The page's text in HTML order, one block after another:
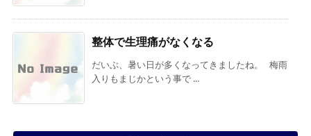
整体で生理痛がなくなる
だいぶ、暑い日が多くなってきましたね。 梅雨
入りもまじかという事で ...